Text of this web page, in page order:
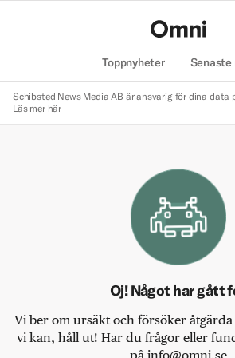
Toppnyheter
Schibsted News Media AB är ansvarig för dina data
Läs mer här
Oj! Något har gått
Vi ber om ursäkt och försöker
vi kan, håll ut! Har du frågor eller